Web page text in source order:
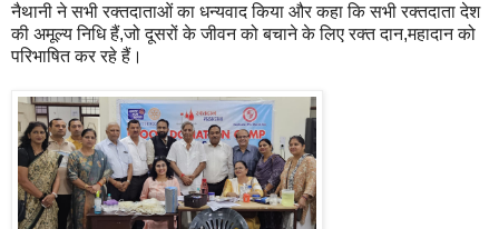
नैथानी ने सभी रक्तदाताओं का धन्यवाद किया और कहा कि सभी रक्तदाता देश
की अमूल्य निधि हैं,जो दूसरों के जीवन को बचाने के लिए रक्त दान,महादान को
परिभाषित कर रहे हैं।